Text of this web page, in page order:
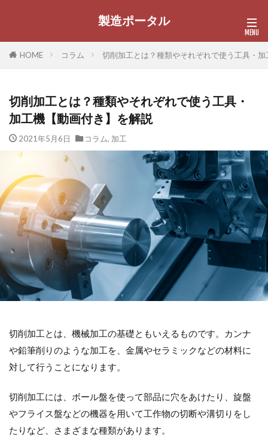
製造ポータル
HOME コラム 切削加工とは？種類やそれぞれで使う工具・
切削加工とは？種類やそれぞれで使う工具・
加工機【動画付き】を解説
2021年5月6日 コラム, 加工
切削加工とは、機械加工の基礎ともいえるものです。カンナ
や鉛筆削りのような加工を、金属やセラミックなどの材料に
対して行うことになります。
切削加工には、ボール盤を使って部品に穴をあけたり、旋盤
やフライス盤などの機器を用いて工作物の切断や溝切りをし
たりなど、さまざまな種類があります。